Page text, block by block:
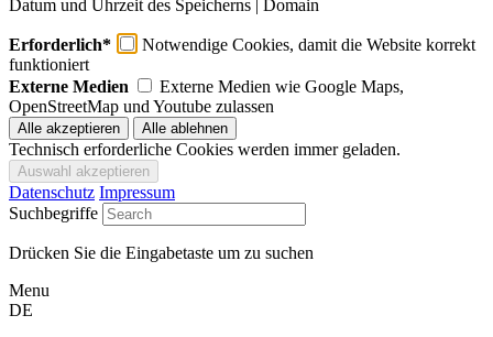
Datum und Uhrzeit des Speicherns | Domain
Erforderlich*
Notwendige Cookies, damit die Website korrekt
funktioniert
Externe Medien
Externe Medien wie Google Maps,
OpenStreetMap und Youtube zulassen
Technisch erforderliche Cookies werden immer geladen.
Datenschutz Impressum
Suchbegriffe
Drücken Sie die Eingabetaste um zu suchen
Menu
DE